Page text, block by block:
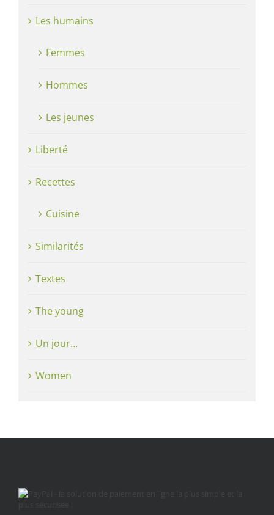
Les humains
Femmes
Hommes
Les jeunes
Liberté
Recettes
Cuisine
Similarités
Textes
The young
Un jour…
Women